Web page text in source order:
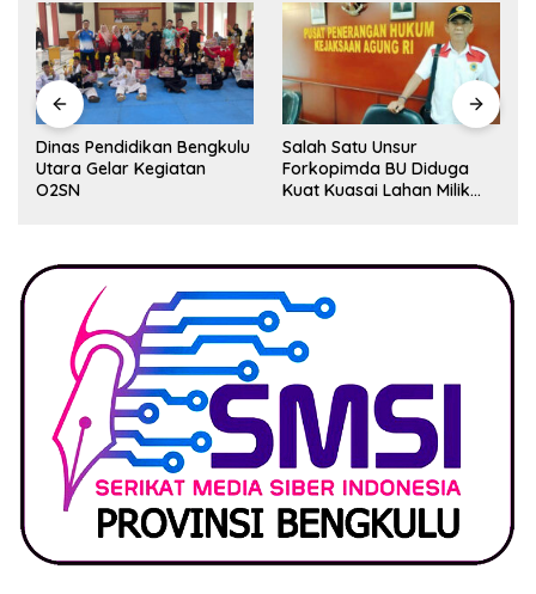
Dinas Pendidikan Bengkulu
Utara Gelar Kegiatan
O2SN
Salah Satu Unsur
Forkopimda BU Diduga
Kuat Kuasai Lahan Milik